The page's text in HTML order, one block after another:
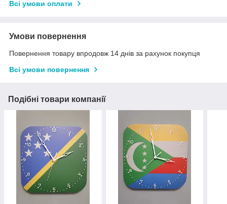
Всі умови оплати
Умови повернення
Повернення товару впродовж 14 днів за рахунок покупця
Всі умови повернення
Подібні товари компанії